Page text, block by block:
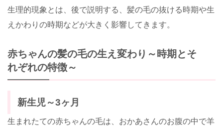
生理的現象とは、後で説明する、髪の毛の抜ける時期や生
えかわりの時期などが大きく影響してきます。
赤ちゃんの髪の毛の生え変わり～時期とそ
れぞれの特徴～
新生児～3ヶ月
生まれたての赤ちゃんの毛は、おかあさんのお腹の中で羊